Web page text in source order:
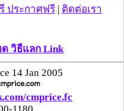
cmprice.com
ช่วยสาวลำพูนเหยื่อมิจฯ
ชคดีรู้ตัวเร็ว! รีบแจ้งตร.
อายัดบัญชี-ตามเงินได้
ประกาศฟรี| ติดต่อเรา
วิธีแลก Link
14 Jan 2005
cmprice.fc